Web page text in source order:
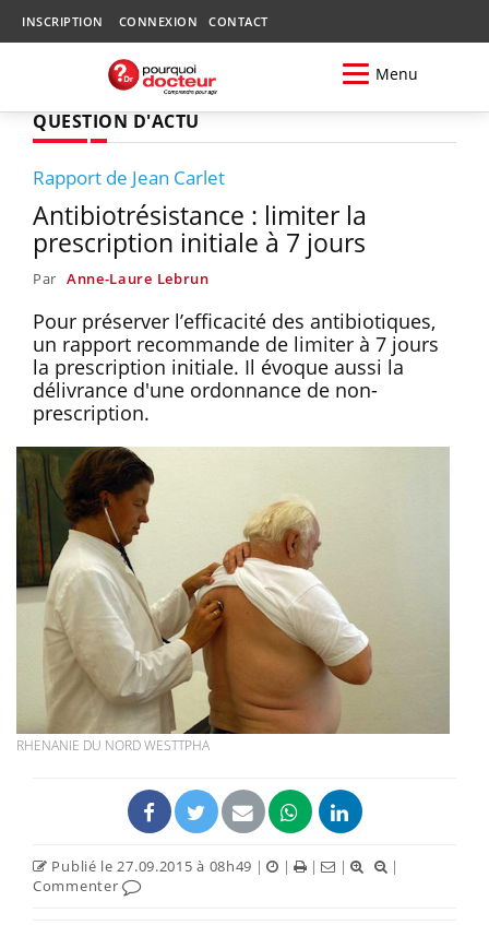
INSCRIPTION CONNEXION CONTACT
Menu
QUESTION D'ACTU
Rapport de Jean Carlet
Antibiotrésistance : limiter la
prescription initiale à 7 jours
Par Anne-Laure Lebrun
Pour préserver l’efficacité des antibiotiques,
un rapport recommande de limiter à 7 jours
la prescription initiale. Il évoque aussi la
délivrance d'une ordonnance de non-
prescription.
RHENANIE DU NORD WESTTPHA
Publié le 27.09.2015 à 08h49 | | | |
|
Commenter